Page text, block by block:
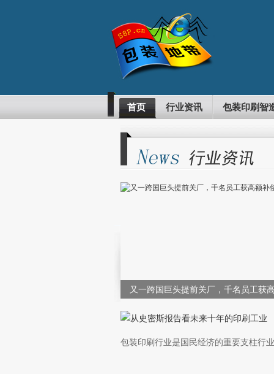
首页 行业资讯 包装印刷智
又一跨国巨头提前关厂，千名员工获
程”！
包装印刷行业是国民经济的重要支柱行